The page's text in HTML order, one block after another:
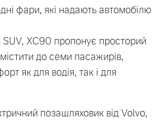
фари, які надають автомобілю
XC90 пропонує просторий
до семи пасажирів,
як для водія, так і для
позашляховик від Volvo,